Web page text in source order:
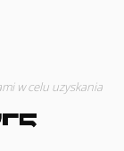
w celu uzyskania